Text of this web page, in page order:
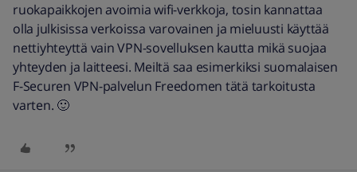
ruokapaikkojen avoimia wifi-verkkoja, tosin kannattaa
olla julkisissa verkoissa varovainen ja mieluusti käyttää
nettiyhteyttä vain VPN-sovelluksen kautta mikä suojaa
yhteyden ja laitteesi. Meiltä saa esimerkiksi suomalaisen
F-Securen VPN-palvelun Freedomen tätä tarkoitusta
varten. 🙂